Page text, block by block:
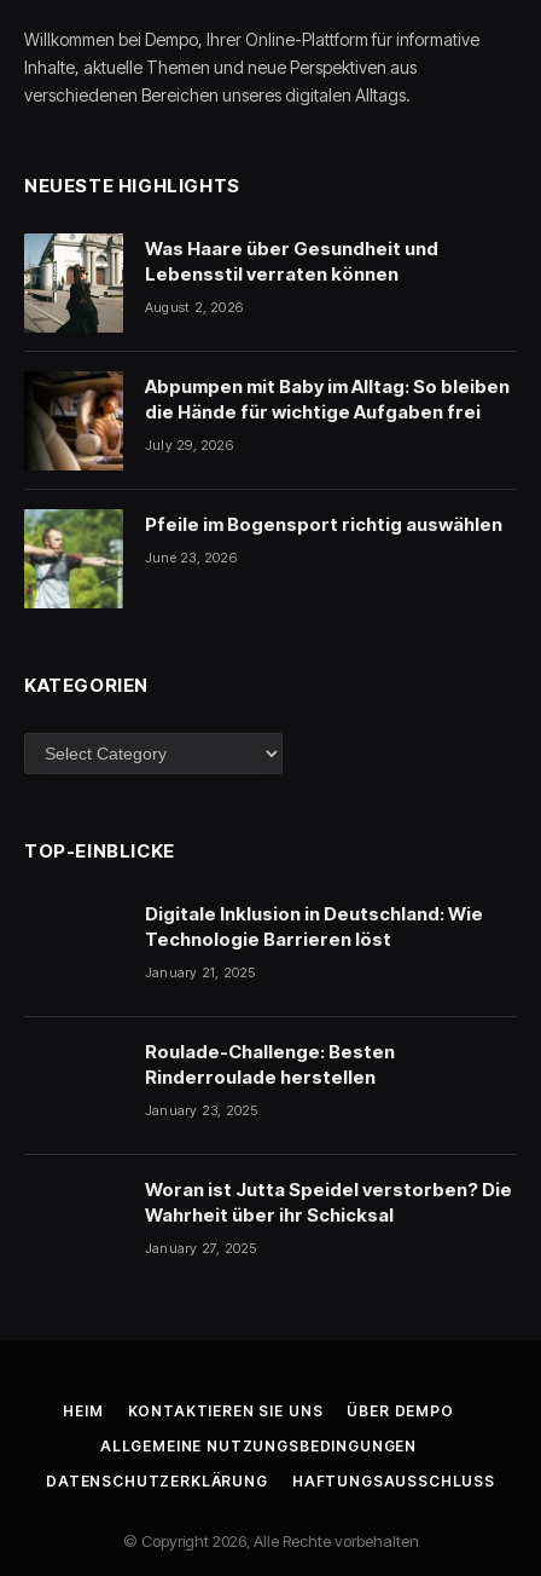
Willkommen bei Dempo, Ihrer Online-Plattform für informative
Inhalte, aktuelle Themen und neue Perspektiven aus
verschiedenen Bereichen unseres digitalen Alltags.
NEUESTE HIGHLIGHTS
Was Haare über Gesundheit und
Lebensstil verraten können
August 2, 2026
Abpumpen mit Baby im Alltag: So bleiben
die Hände für wichtige Aufgaben frei
July 29, 2026
Pfeile im Bogensport richtig auswählen
June 23, 2026
KATEGORIEN
Kategorien
TOP-EINBLICKE
Digitale Inklusion in Deutschland: Wie
Technologie Barrieren löst
January 21, 2025
Roulade-Challenge: Besten
Rinderroulade herstellen
January 23, 2025
Woran ist Jutta Speidel verstorben? Die
Wahrheit über ihr Schicksal
January 27, 2025
HEIM KONTAKTIEREN SIE UNS
ÜBER DEMPO
ALLGEMEINE NUTZUNGSBEDINGUNGEN
DATENSCHUTZERKLÄRUNG
HAFTUNGSAUSSCHLUSS
© Copyright 2026, Alle Rechte vorbehalten